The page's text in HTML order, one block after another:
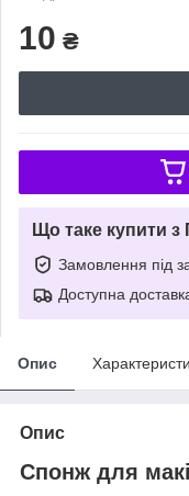
10 ₴
Що таке купити
Замовлення під
Доступна
Опис
Опис
Спонж для